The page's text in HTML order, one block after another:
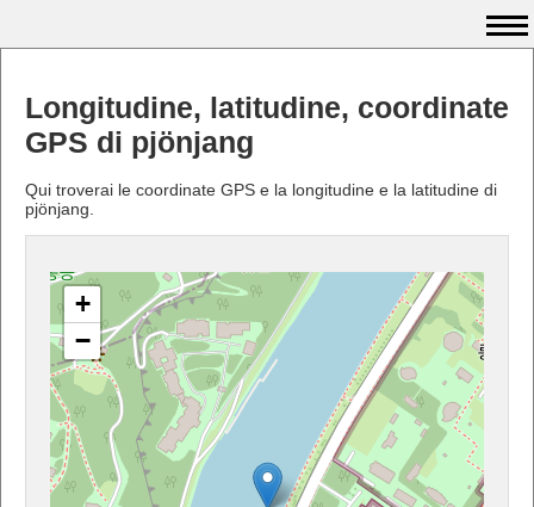
Longitudine, latitudine, coordinate
GPS di pjönjang
Qui troverai le coordinate GPS e la longitudine e la latitudine di
pjönjang.
+
−